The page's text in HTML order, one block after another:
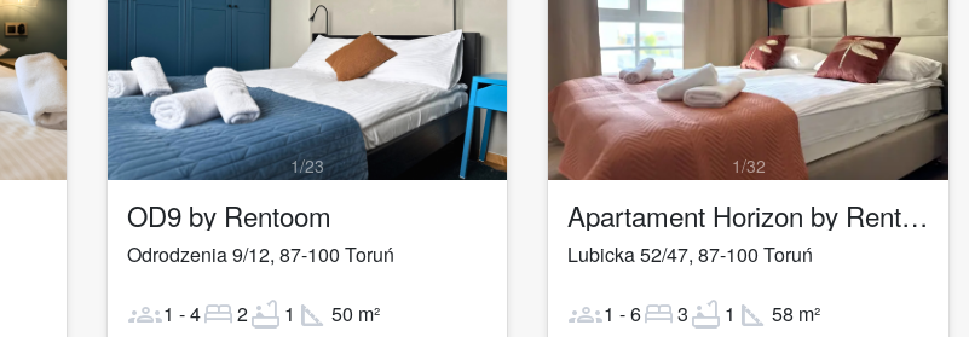
1/23
OD9 by Rentoom
Odrodzenia 9/12, 87-100 Toruń
groups1 -4bed2bathtub 1 square_foot 50 m²
1/32
Apartament Horizon by Rentoom
Lubicka 52/47,87-100 Toruń
groups1 -6bed3bathtub 1 square_foot58 m²